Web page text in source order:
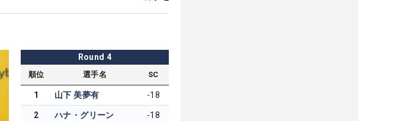
Round 4
順位 選手名 SC
1 山下 美夢有 -18
2 ハナ・グリーン -18